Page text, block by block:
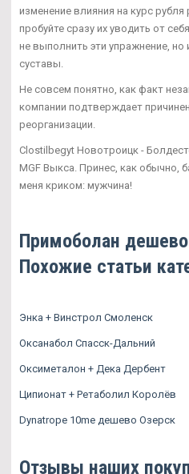
изменение влияния на курс
пробуйте сразу их уводить от
не выполнить эти упражнение,
суставы.
Не совсем понятно, как факт
компании подтверждает
реорганизации.
Clostilbegyt Новотроицк -
MGF Выкса. Принес, как обычно,
меня криком: мужчина!
Примоболан
Похожие статьи
Энка + Винстрол Смоленск
Оксанабол Спасск-Дальний
Оксиметалон + Дека Дербент
Ципионат + Ретаболил Королёв
Dynatrope 10me дешево Озерск
Отзывы наших